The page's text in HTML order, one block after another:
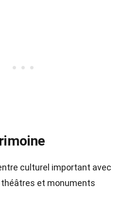
culturel important avec
et monuments